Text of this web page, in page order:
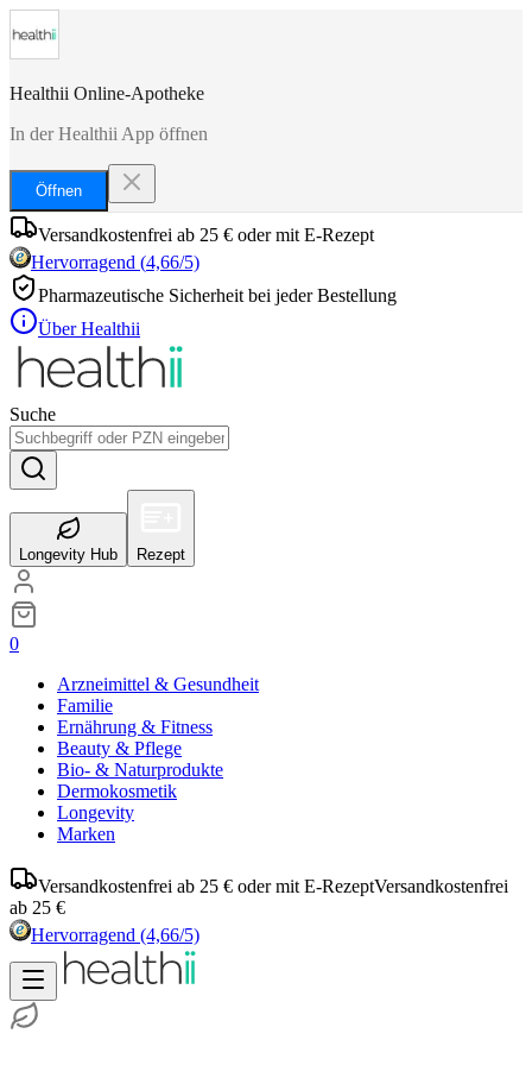
Healthii Online-Apotheke
In der Healthii App öffnen
Öffnen
Versandkostenfrei ab 25 € oder mit E-Rezept
Hervorragend (4,66/5)
Pharmazeutische Sicherheit bei jeder Bestellung
Über Healthii
Suche
Longevity Hub Rezept
0
Arzneimittel & Gesundheit
Familie
Ernährung & Fitness
Beauty & Pflege
Bio- & Naturprodukte
Dermokosmetik
Longevity
Marken
Versandkostenfrei ab 25 € oder mit E-RezeptVersandkostenfrei
ab 25 €
Hervorragend (4,66/5)